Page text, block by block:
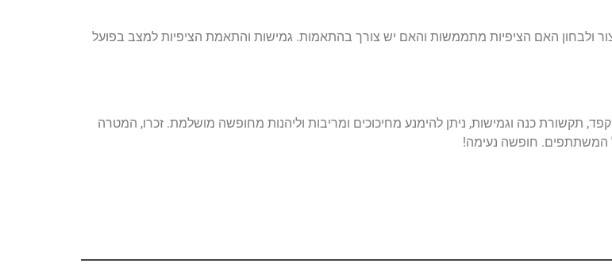
ולבחון האם הציפיות מתממשות והאם יש צורך בהתאמות. גמישות והתאמת הציפיות למצב בפועל
תקשורת כנה וגמישות, ניתן להימנע מחיכוכים ומריבות וליהנות מחופשה מושלמת. זכרו, המטרה
המשתתפים. חופשה נעימה!